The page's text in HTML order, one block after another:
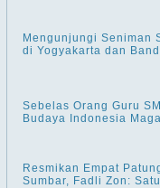
Mengunjungi Seniman
di Yogyakarta dan
Sebelas Orang Guru
Budaya Indonesia
Resmikan Empat
Sumbar, Fadli Zon: